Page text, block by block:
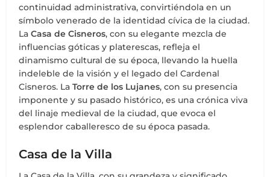
continuidad administrativa, convirtiéndola en un
símbolo venerado de la identidad cívica de la ciudad.
LaCasa de Cisneros, con su elegante mezcla de
influencias góticas y platerescas, refleja el
dinamismo cultural de su época, llevando la huella
indeleble de la visión y el legado del Cardenal
Cisneros. La Torre de los Lujanes, con su presencia
imponente y su pasado histórico, es una crónica viva
del linaje medieval de la ciudad, que evoca el
esplendor caballeresco de su época pasada.
Casa de la Villa